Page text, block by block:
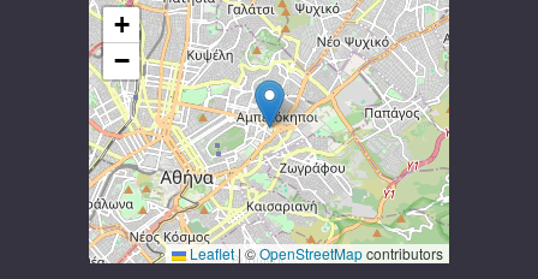
+
−
Leaflet|©OpenStreetMapcontributors